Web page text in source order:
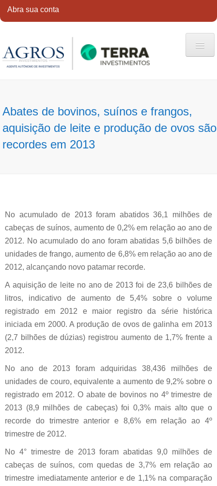
Abra sua conta
Abates de bovinos, suínos e frangos,
aquisição de leite e produção de ovos são
recordes em 2013
No acumulado de 2013 foram abatidos 36,1 milhões de
cabeças de suínos, aumento de 0,2% em relação ao ano de
2012. No acumulado do ano foram abatidas 5,6 bilhões de
unidades de frango, aumento de 6,8% em relação ao ano de
2012, alcançando novo patamar recorde.
A aquisição de leite no ano de 2013 foi de 23,6 bilhões de
litros, indicativo de aumento de 5,4% sobre o volume
registrado em 2012 e maior registro da série histórica
iniciada em 2000. A produção de ovos de galinha em 2013
(2,7 bilhões de dúzias) registrou aumento de 1,7% frente a
2012.
No ano de 2013 foram adquiridas 38,436 milhões de
unidades de couro, equivalente a aumento de 9,2% sobre o
registrado em 2012. O abate de bovinos no 4º trimestre de
2013 (8,9 milhões de cabeças) foi 0,3% mais alto que o
recorde do trimestre anterior e 8,6% em relação ao 4º
trimestre de 2012.
No 4° trimestre de 2013 foram abatidas 9,0 milhões de
cabeças de suínos, com quedas de 3,7% em relação ao
trimestre imediatamente anterior e de 1,1% na comparação